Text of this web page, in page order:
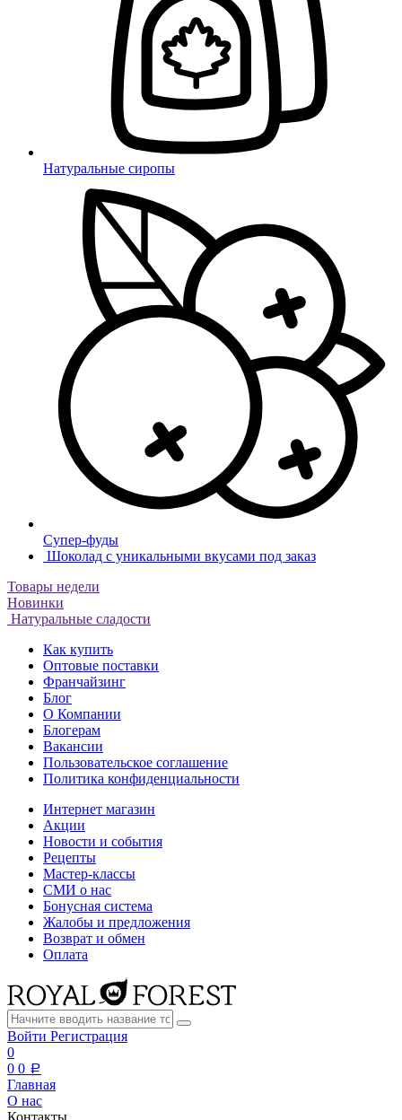
Натуральные сиропы
Супер-фуды
Шоколад с уникальными вкусами под заказ
Товары недели
Новинки
Натуральные сладости
Как купить
Оптовые поставки
Франчайзинг
Блог
О Компании
Блогерам
Вакансии
Пользовательское соглашение
Политика конфиденциальности
Интернет магазин
Акции
Новости и события
Рецепты
Мастер-классы
СМИ о нас
Бонусная система
Жалобы и предложения
Возврат и обмен
Оплата
Войти Регистрация
0
0 0 a
Главная
О нас
Контакты